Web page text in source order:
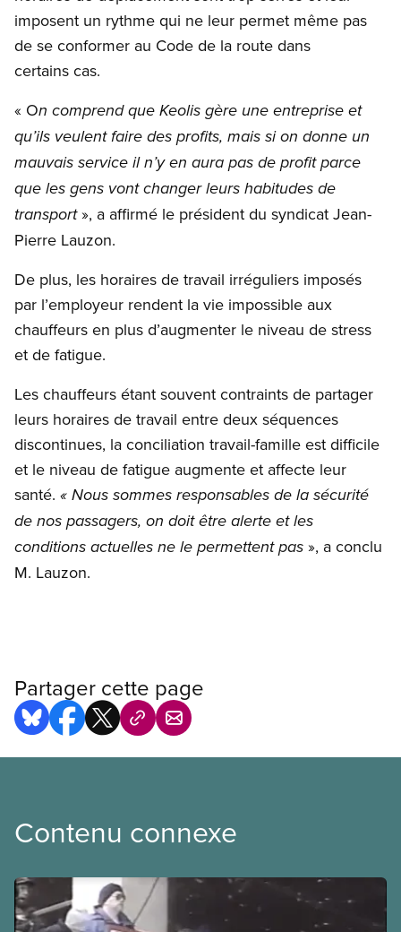
imposent un rythme qui ne leur permet même pas
de se conformer au Code de la route dans
certains cas.
« On comprend que Keolis gère une entreprise et
qu’ils veulent faire des profits, mais si on donne un
mauvais service il n’y en aura pas de profit parce
que les gens vont changer leurs habitudes de
transport», a affirmé le président du syndicat Jean-
Pierre Lauzon.
De plus, les horaires de travail irréguliers imposés
par l’employeur rendent la vie impossible aux
chauffeurs en plus d’augmenter le niveau de stress
et de fatigue.
Les chauffeurs étant souvent contraints de partager
leurs horaires de travail entre deux séquences
discontinues, la conciliation travail-famille est difficile
et le niveau de fatigue augmente et affecte leur
santé. « Nous sommes responsables de la sécurité
de nos passagers, on doit être alerte et les
conditions actuelles ne le permettent pas », a conclu
M. Lauzon.
Partager cette page
Contenu connexe